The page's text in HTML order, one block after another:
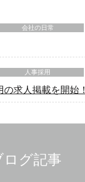
会社の日常
人事採用
求人掲載を開始！
グ記事